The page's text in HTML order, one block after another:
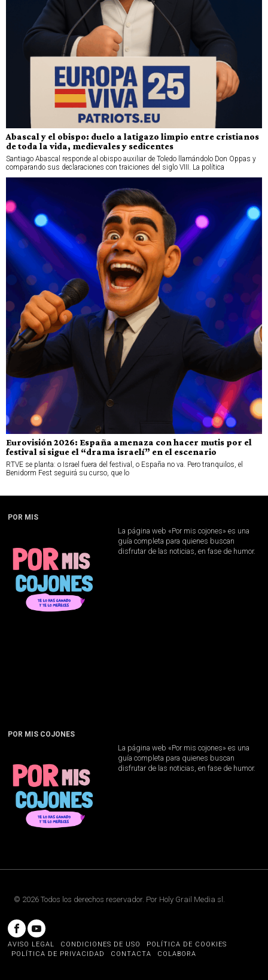
Abascal y el obispo: duelo a latigazo limpio entre cristianos
de toda la vida, medievales y sedicentes
Santiago Abascal responde al obispo auxiliar de Toledo llamándolo Don Oppas y
comparando sus declaraciones con traiciones del siglo VIII. La política
Eurovisión 2026: España amenaza con hacer mutis por el
festival si sigue el “drama israelí” en el escenario
RTVE se planta: o Israel fuera del festival, o España no va. Pero tranquilos, el
Benidorm Fest seguirá su curso, que lo
POR MIS
La página web «Por mis cojones» es una
guía completa para quienes buscan
disfrutar de las noticias, en fase de humor.
POR MIS COJONES
La página web «Por mis cojones» es una
guía completa para quienes buscan
disfrutar de las noticias, en fase de humor.
© 2026 Todos los derechos reservador. Por Holy Grail Media sl .
AVISO LEGAL CONDICIONES DE USO
POLÍTICA DE COOKIES
POLÍTICA DE PRIVACIDAD
CONTACTA COLABORA